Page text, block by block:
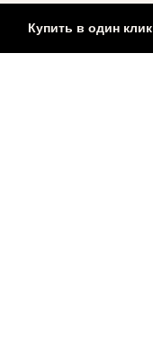
Купить в один клик